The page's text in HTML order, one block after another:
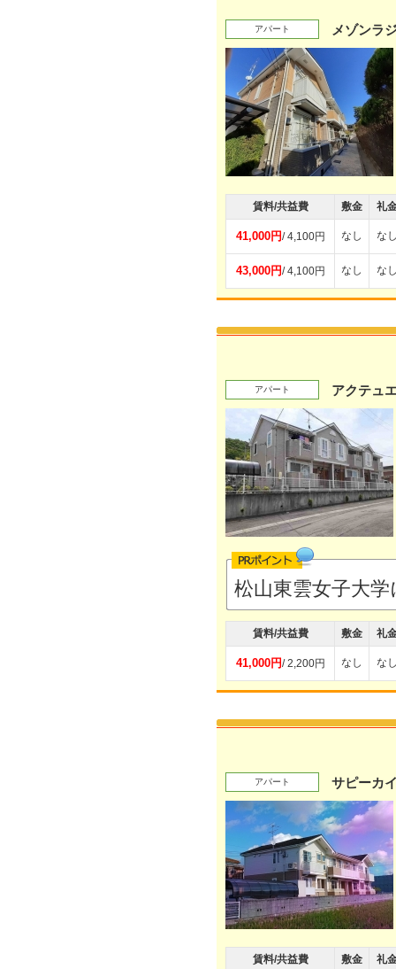
アパート メゾンラ
賃料/共益費 敷金 礼
41,000円/ 4,100円 なし な
43,000円/ 4,100円 なし な
アパート アクテュ
松山東雲女子大
賃料/共益費 敷金 礼
41,000円/ 2,200円 なし な
アパート サピーカ
賃料/共益費 敷金 礼